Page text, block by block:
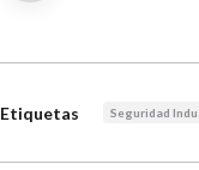
Etiquetas Seguridad